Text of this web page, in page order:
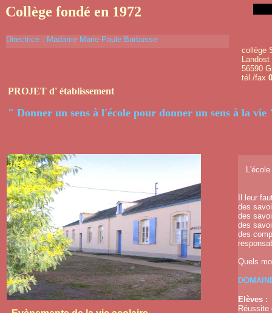
collège
Landost
56590
tél./fax
Collège fondé en 1972
Directrice : Madame Marie-Paule Barbusse
PROJET d' établissement
" Donner un sens à l'école pour donner un sens à la vie
Il leur
des
des
des
des
Quels
Elèves :